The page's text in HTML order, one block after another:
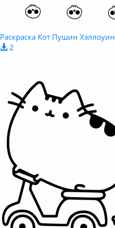
Раскраска Кот Пушин Хэллоуин
2